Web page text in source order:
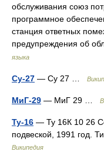
обслуживания союз
программное
станция ответных
предупреждения об
языка
Су-27 — Су 27 …
МиГ-29 — МиГ 29 …
Ту-16 — Ту 16К 10 26
подвеской, 1991 год.
Википедия